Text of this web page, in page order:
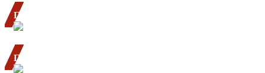
ПРОФЕССИОНАЛИЗМ
все точно изготовим и смонтируем
ПУНКТУАЛЬНОСТЬ
приедем к вам в назначенную дату